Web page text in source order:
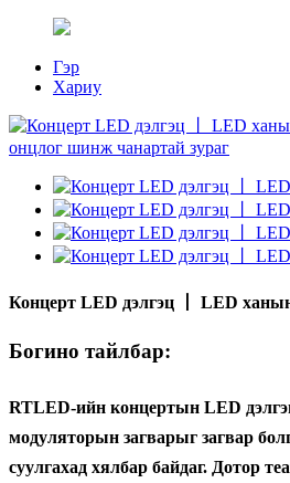
Гэр
Хариу
Концерт LED дэлгэц 丨 LED
Богино тайлбар:
RTLED-ийн концертын LED
модуляторын загварыг загвар
суулгахад хялбар байдаг. Дотор